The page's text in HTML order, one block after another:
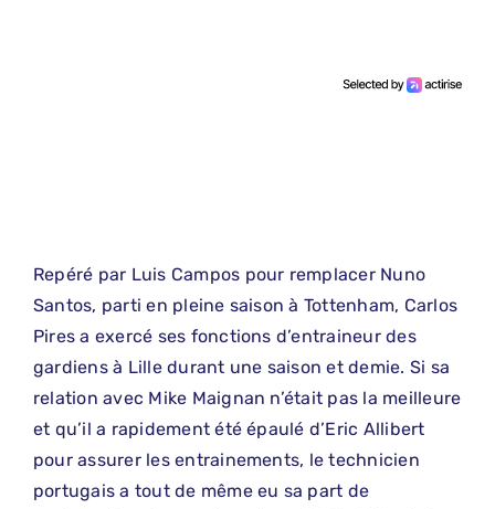
Repéré par Luis Campos pour remplacer Nuno
Santos, parti en pleine saison à Tottenham, Carlos
Pires a exercé ses fonctions d’entraineur des
gardiens à Lille durant une saison et demie. Si sa
relation avec Mike Maignan n’était pas la meilleure
et qu’il a rapidement été épaulé d’Eric Allibert
pour assurer les entrainements, le technicien
portugais a tout de même eu sa part de